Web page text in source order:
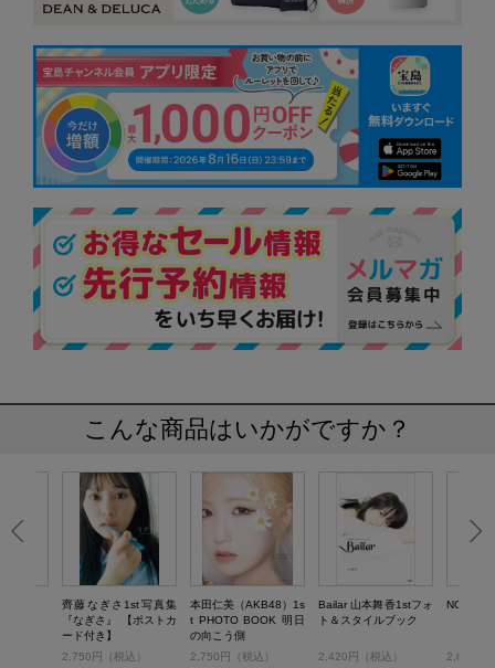
こんな商品はいかがですか？
齊藤なぎさ1st写真集
『なぎさ』 【ポストカ
ード付き】
2,750円（税込）
本田仁美（AKB48）1s
t PHOTO BOOK 明日
の向こう側
2,750円（税込）
Bailar 山本舞香1stフォ
ト＆スタイルブック
2,420円（税込）
NOA 1st
2,640円